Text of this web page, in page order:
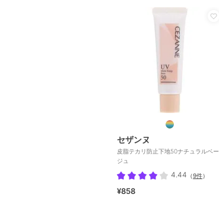
セザンヌ
皮脂テカリ防止下地50ナチュラルベー
ジュ
4.44 （9件）
¥858